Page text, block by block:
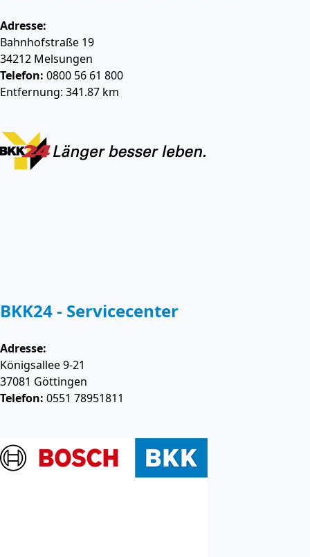
Adresse:
Bahnhofstraße 19
34212 Melsungen
Telefon: 0800 56 61 800
Entfernung: 341.87 km
BKK24 - Servicecenter
Adresse:
Königsallee 9-21
37081 Göttingen
Telefon: 0551 78951811